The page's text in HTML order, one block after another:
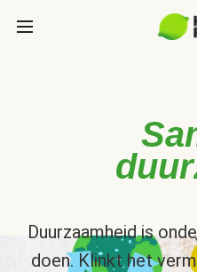
Duurzaamheid is
doen. Klinkt het